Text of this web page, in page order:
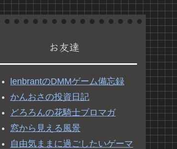
お友達
lenbrantのDMMゲーム備忘録
かんおさの投資日記
どろろんの花騎士ブロマガ
窓から見える風景
自由気ままに過ごしたいゲーマ